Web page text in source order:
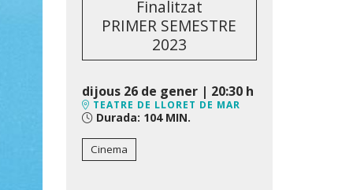
Finalitzat
PRIMER SEMESTRE
2023
dijous 26 de gener| 20:30 h
TEATRE DE LLORET DE MAR
Durada: 104 MIN.
Cinema